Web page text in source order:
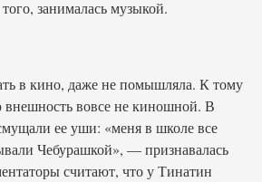
занималась музыкой.
в кино, даже не помышляла. К тому
внешность вовсе не киношной. В
ее уши: «меня в школе все
Чебурашкой», — признавалась
считают, что у Тинатин